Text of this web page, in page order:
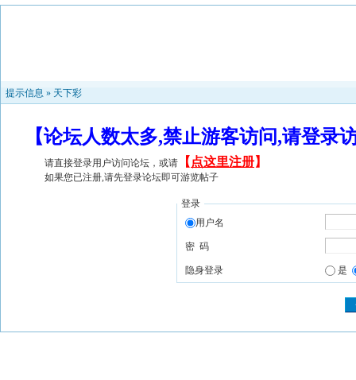
提示信息 » 天下彩
【论坛人数太多,禁止游客访问,请登
请直接登录用户访问论坛，或请 【 点这里注册】
如果您已注册,请先登录论坛即可游览帖子
登录
用户名
密 码
隐身登录 是